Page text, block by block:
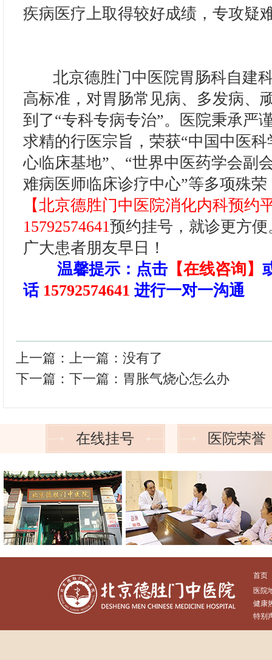
疾病医疗上取得较好成绩，专攻疑
北京德胜门中医院胃肠科自建
高标准，对胃肠常见病、多发病、
到了“专科专病专治”。医院秉承严
求精的行医宗旨，荣获“中国中医
心临床基地”、“世界中医药学会副
难病医师临床诊疗中心”等多项殊荣
【北京德胜门中医院消化内科预约
15792574641预约挂号，就诊更方
广大患者朋友早日！
温馨提示 ：点击 【在线咨询】
话15792574641 进行一对一沟通
上一篇：上一篇：没有了
下一篇：下一篇： 胃胀气烧心怎么办
在线挂号 医院荣誉
*申请提交后，我们将尽快给您回电确认预约信息。